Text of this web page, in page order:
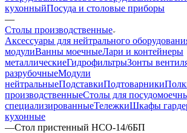
кухонныйПосуда и столовые приборы
—
Столы производственные
Аксессуары для нейтрального
модулиВанны моечныеЛари и контейнеры
металлическиеГидрофильтрыЗонты
разрубочныеМодули
нейтральныеПодставкиПодтоварники
производственныеСтолы для
специализированныеТележкиШкафы
кухонные
—Стол пристенный НСО-14/6БП